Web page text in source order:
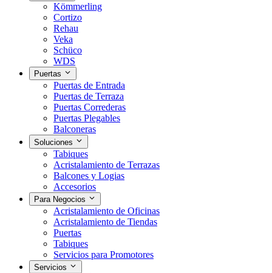
Kömmerling
Cortizo
Rehau
Veka
Schüco
WDS
Puertas
Puertas de Entrada
Puertas de Terraza
Puertas Correderas
Puertas Plegables
Balconeras
Soluciones
Tabiques
Acristalamiento de Terrazas
Balcones y Logias
Accesorios
Para Negocios
Acristalamiento de Oficinas
Acristalamiento de Tiendas
Puertas
Tabiques
Servicios para Promotores
Servicios